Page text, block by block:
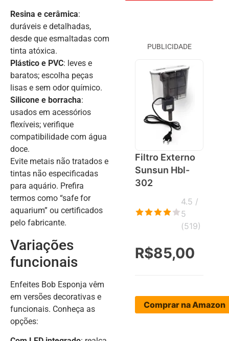
Resina e cerâmica:
duráveis e detalhadas,
desde que esmaltadas com
tinta atóxica.
Plástico e PVC: leves e
baratos; escolha peças
lisas e sem odor químico.
Silicone e borracha:
usados em acessórios
flexíveis; verifique
compatibilidade com água
doce.
Evite metais não tratados e
tintas não especificadas
para aquário. Prefira
termos como “safe for
aquarium” ou certificados
pelo fabricante.
Variações
funcionais
Enfeites Bob Esponja vêm
em versões decorativas e
funcionais. Conheça as
opções:
PUBLICIDADE
Filtro Externo
Sunsun Hbl-
302
4.5 /
5
(519)
R$85,00
Comprar na Amazon